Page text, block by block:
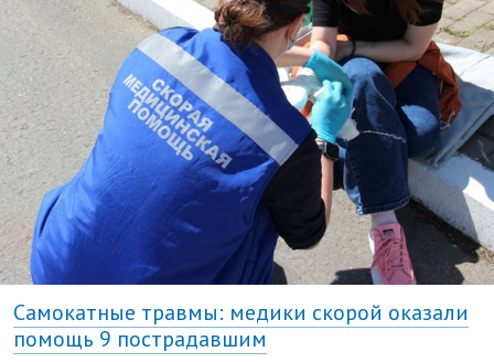
Самокатные травмы: медики скорой оказали
помощь 9 пострадавшим